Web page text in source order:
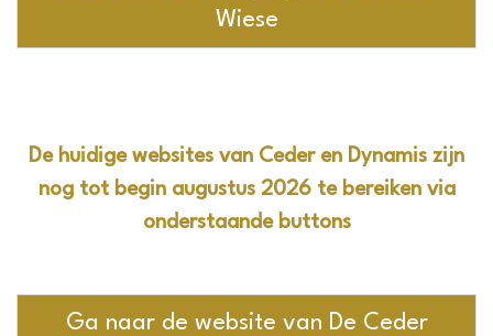
Wiese
De huidige websites van Ceder en Dynamis zijn
nog tot begin augustus 2026 te bereiken via
onderstaande buttons
Ga naar de website van De Ceder